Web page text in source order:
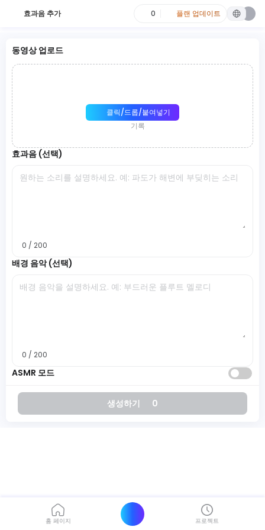
효과음 추가 0 플랜 업데이트
동영상 업로드
클릭/드롭/붙여넣기
기록
효과음 (선택)
0 / 200
배경 음악 (선택)
0 / 200
ASMR 모드
생성하기 0
홈 페이지 프로젝트